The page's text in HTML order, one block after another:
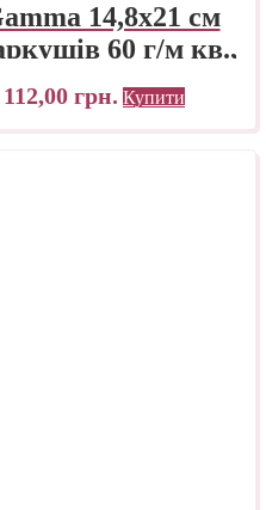
14,8х21 см
60 г/м кв.,
112,00 грн. Купити